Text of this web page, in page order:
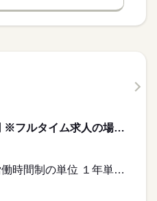
257,000円〜367,800円 ※フルタイム求人の場合は月額（換算額）、パート求人の場合は時間額を表示しています。
変形労働時間制 変形労働時間制の単位 １年単位 就業時間１ 8時45分〜17時45分 就業時間２ 8時45分〜12時00分 就業時間に関する特記事項 土曜日は（２）の勤務です。